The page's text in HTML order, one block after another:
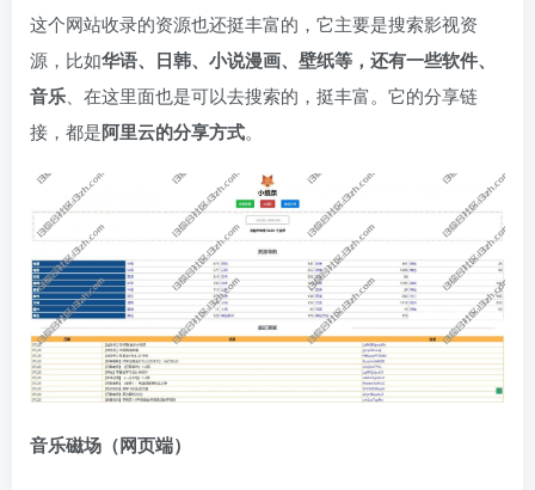
这个网站收录的资源也还挺丰富的，它主要是搜索影视资
源，比如华语、日韩、小说漫画、壁纸等，还有一些软件、
音乐 、在这里面也是可以去搜索的，挺丰富。它的分享链
接，都是阿里云的分享方式。
音乐磁场（网页端）